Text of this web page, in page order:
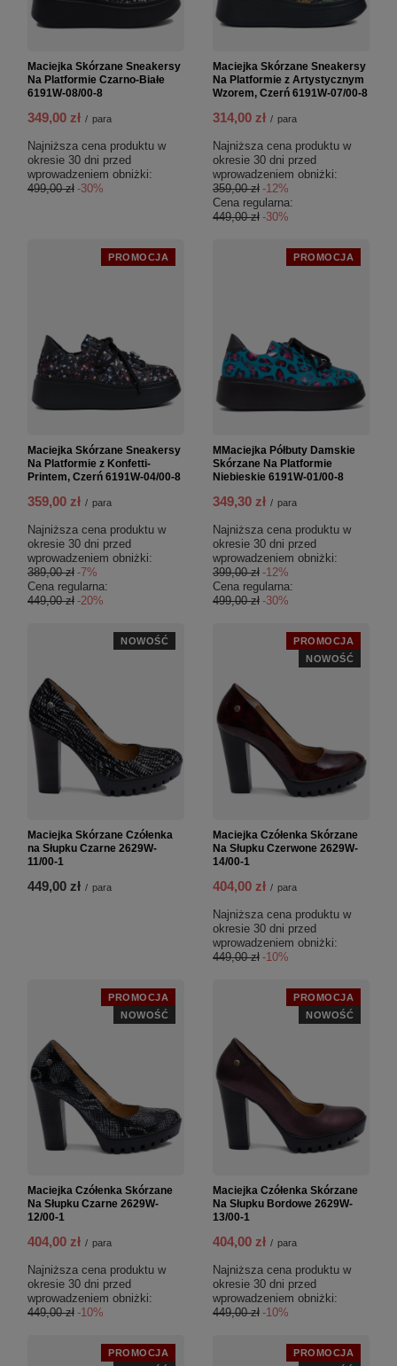
Maciejka Skórzane Sneakersy
Na Platformie Czarno-Białe
6191W-08/00-8
349,00 zł / para
Najniższa cena produktu w
okresie 30 dni przed
wprowadzeniem obniżki:
499,00 zł -30%
Maciejka Skórzane Sneakersy
Na Platformie z Artystycznym
Wzorem, Czerń 6191W-07/00-8
314,00 zł / para
Najniższa cena produktu w
okresie 30 dni przed
wprowadzeniem obniżki:
359,00 zł -12%
Cena regularna:
449,00 zł -30%
PROMOCJA
Maciejka Skórzane Sneakersy
Na Platformie z Konfetti-
Printem, Czerń 6191W-04/00-8
359,00 zł / para
Najniższa cena produktu w
okresie 30 dni przed
wprowadzeniem obniżki:
389,00 zł -7%
Cena regularna:
449,00 zł -20%
PROMOCJA
MMaciejka Półbuty Damskie
Skórzane Na Platformie
Niebieskie 6191W-01/00-8
349,30 zł / para
Najniższa cena produktu w
okresie 30 dni przed
wprowadzeniem obniżki:
399,00 zł -12%
Cena regularna:
499,00 zł -30%
NOWOŚĆ
Maciejka Skórzane Czółenka
na Słupku Czarne 2629W-
11/00-1
449,00 zł / para
PROMOCJA
NOWOŚĆ
Maciejka Czółenka Skórzane
Na Słupku Czerwone 2629W-
14/00-1
404,00 zł / para
Najniższa cena produktu w
okresie 30 dni przed
wprowadzeniem obniżki:
449,00 zł -10%
PROMOCJA
NOWOŚĆ
Maciejka Czółenka Skórzane
Na Słupku Czarne 2629W-
12/00-1
404,00 zł / para
Najniższa cena produktu w
okresie 30 dni przed
wprowadzeniem obniżki:
449,00 zł -10%
PROMOCJA
NOWOŚĆ
Maciejka Czółenka Skórzane
Na Słupku Bordowe 2629W-
13/00-1
404,00 zł / para
Najniższa cena produktu w
okresie 30 dni przed
wprowadzeniem obniżki:
449,00 zł -10%
PROMOCJA
PROMOCJA